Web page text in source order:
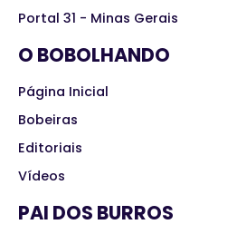
Portal 31 - Minas Gerais
O BOBOLHANDO
Página Inicial
Bobeiras
Editoriais
Vídeos
PAI DOS BURROS